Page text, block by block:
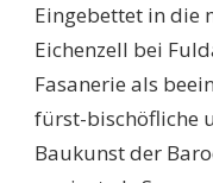
Eingebettet in die
Eichenzell bei
Fasanerie als
fürst-bischöfliche
Baukunst der